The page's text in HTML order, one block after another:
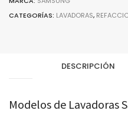
CATEGORÍAS: LAVADORAS,
DESCRIPCIÓN
Modelos de Lavadoras